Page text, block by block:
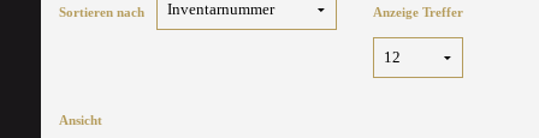
Sortieren nach Anzeige Treffer
Ansicht